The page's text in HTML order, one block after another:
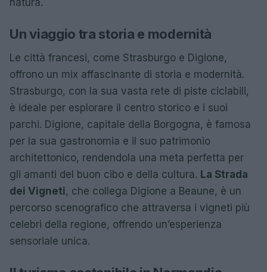
Un viaggio tra storia e modernità
Le città francesi, come Strasburgo e Digione,
offrono un mix affascinante di storia e modernità.
Strasburgo, con la sua vasta rete di piste ciclabili,
è ideale per esplorare il centro storico e i suoi
parchi. Digione, capitale della Borgogna, è famosa
per la sua gastronomia e il suo patrimonio
architettonico, rendendola una meta perfetta per
gli amanti del buon cibo e della cultura. La Strada
dei Vigneti, che collega Digione a Beaune, è un
percorso scenografico che attraversa i vigneti più
celebri della regione, offrendo un’esperienza
sensoriale unica.